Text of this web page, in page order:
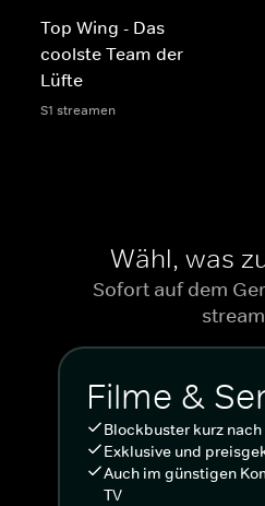
Top Wing - Das
coolste Team der
Lüfte
S1 streamen
Wähl, was
Sofort auf dem
Filme &
Blockbuster kurz
Exklusive und
Auch im günstigen
TV